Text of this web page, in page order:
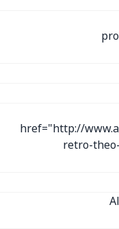
href="http://
retro-